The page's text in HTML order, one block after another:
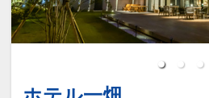
てしまいます。
【利用時間 １７：００
当社オリジナル寝具で
けます
グリーンリッチホテル